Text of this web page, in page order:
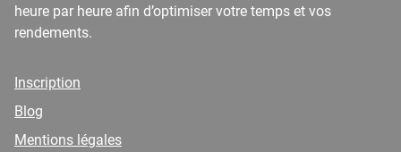
heure par heure afin d’optimiser votre temps et vos
rendements.
Inscription
Blog
Mentions légales